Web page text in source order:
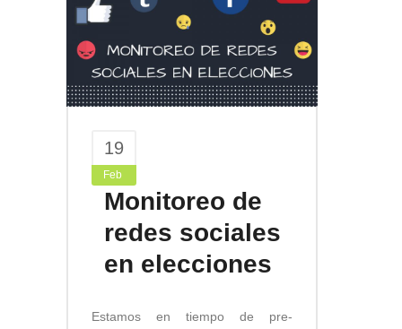
19
Feb
Monitoreo de
redes sociales
en elecciones
Estamos en tiempo de pre-